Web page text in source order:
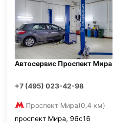
Автосервис Проспект Мира
+7 (495) 023-42-98
Проспект Мира(0,4 км)
проспект Мира, 96с16